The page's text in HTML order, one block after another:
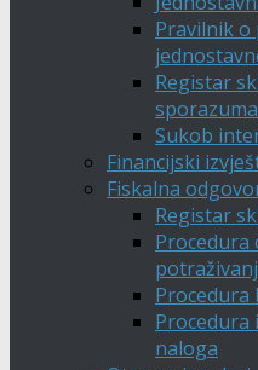
Pravilnik
Registar
sporazuma
Sukob
Financijski
Fiskalna
Registar
Procedura
Procedura
Procedura
naloga